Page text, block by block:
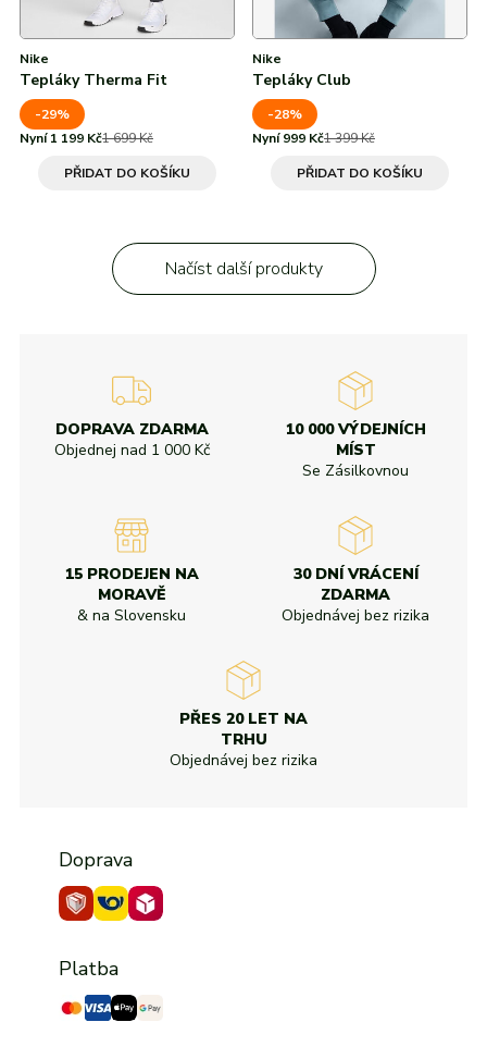
Nike
Tepláky Therma Fit
-29%
Nyní 1 199 Kč1 699 Kč
PŘIDAT DO KOŠÍKU
Nike
Tepláky Club
-28%
Nyní 999 Kč1 399 Kč
PŘIDAT DO KOŠÍKU
Načíst další produkty
DOPRAVA ZDARMA
Objednej nad 1 000 Kč
10 000 VÝDEJNÍCH
MÍST
Se Zásilkovnou
15 PRODEJEN NA
MORAVĚ
& na Slovensku
30 DNÍ VRÁCENÍ
ZDARMA
Objednávej bez rizika
PŘES 20 LET NA
TRHU
Objednávej bez rizika
Doprava
Platba